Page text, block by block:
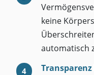
keine
automatisch